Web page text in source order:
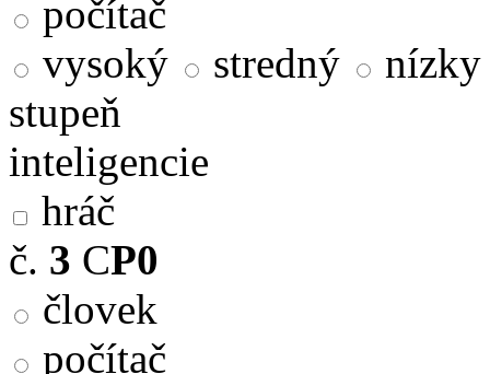
počítač
vysoký
stredný
nízky
stupeň
inteligencie
hráč
č. 3 CP0
človek
počítač